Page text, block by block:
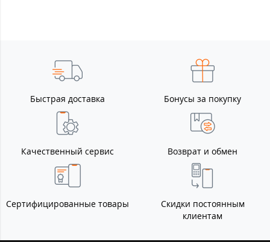
Быстрая доставка Бонусы за покупку
Качественный сервис Возврат и обмен
Сертифицированные товары
Скидки постоянным
клиентам